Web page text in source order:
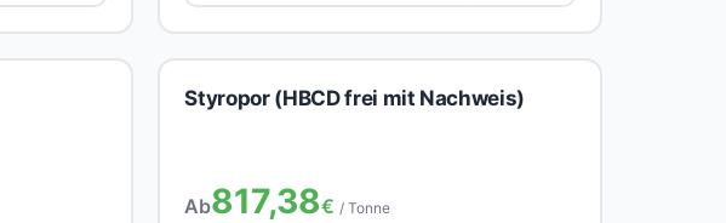
Styropor (HBCD frei mit Nachweis)
Ab817,38€ / Tonne